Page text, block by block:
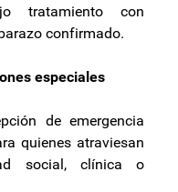
tratamiento con
confirmado.
especiales
de emergencia
quienes atraviesan
social, clínica o